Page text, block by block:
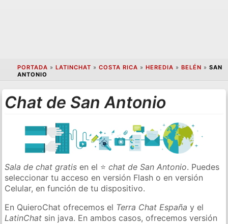
PORTADA » LATINCHAT » COSTA RICA » HEREDIA » BELÉN » SAN
ANTONIO
Chat de San Antonio
Sala de chat gratis en el ⭐chat de San Antonio. Puedes
seleccionar tu acceso en versión Flash o en versión
Celular, en función de tu dispositivo.
En QuieroChat ofrecemos el Terra Chat España y el
LatinChat sin java. En ambos casos, ofrecemos versión